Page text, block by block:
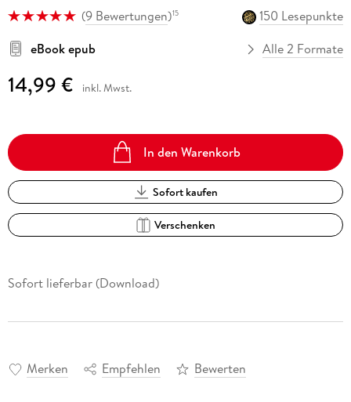
(9 Bewertungen)15
150 Lesepunkte
eBook epub
Alle 2 Formate
14,99 € inkl. Mwst.
In den Warenkorb
Sofort kaufen
Verschenken
Sofort lieferbar (Download)
Merken Empfehlen Bewerten